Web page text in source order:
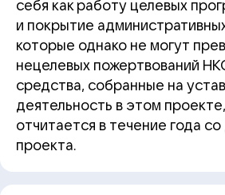
себя как работу целевых
и покрытие
которые однако не могут
нецелевых пожертвований
средства, собранные на
деятельность в этом
отчитается в течение года
проекта.